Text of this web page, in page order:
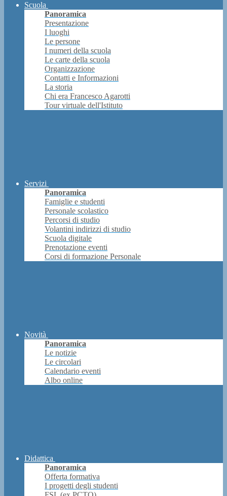
Scuola
Panoramica
Presentazione
I luoghi
Le persone
I numeri della scuola
Le carte della scuola
Organizzazione
Contatti e Informazioni
La storia
Chi era Francesco Agarotti
Tour virtuale dell'Istituto
Servizi
Panoramica
Famiglie e studenti
Personale scolastico
Percorsi di studio
Volantini indirizzi di studio
Scuola digitale
Prenotazione eventi
Corsi di formazione Personale
Novità
Panoramica
Le notizie
Le circolari
Calendario eventi
Albo online
Didattica
Panoramica
Offerta formativa
I progetti degli studenti